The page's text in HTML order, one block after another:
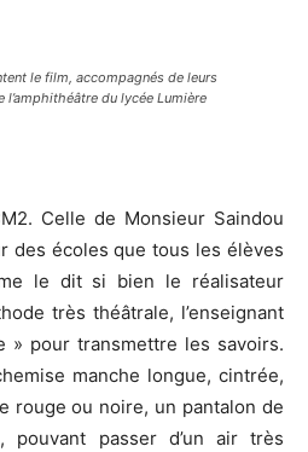
le film, accompagnés de leurs
l’amphithéâtre du lycée Lumière
Celle de Monsieur Saindou
des écoles que tous les élèves
le dit si bien le réalisateur
très théâtrale, l’enseignant
» pour transmettre les savoirs.
manche longue, cintrée,
rouge ou noire, un pantalon de
pouvant passer d’un air très